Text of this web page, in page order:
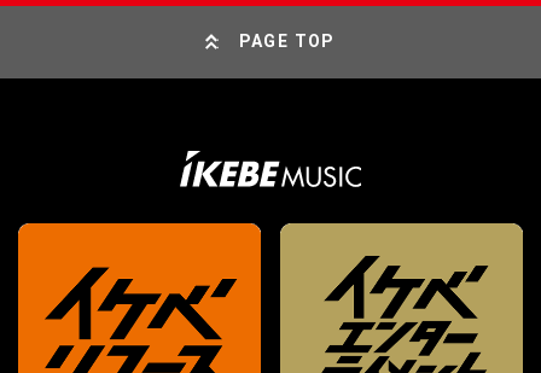
PAGE TOP